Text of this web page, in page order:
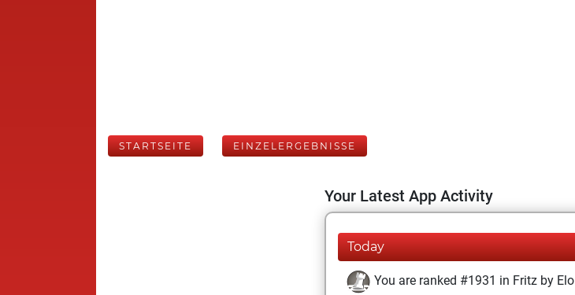
STARTSEITE EINZELERGEBNISSE
Your Latest App Activity
Today
You are ranked #1931 in Fritz by Elo